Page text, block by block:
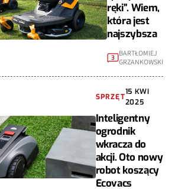
ręki”. Wiem,
która jest
najszybsza
3
BARTŁOMIEJ
GRZANKOWSKI
SPRZĘT
15 KWI
2025
Inteligentny
ogrodnik
wkracza do
akcji. Oto nowy
robot koszący
Ecovacs